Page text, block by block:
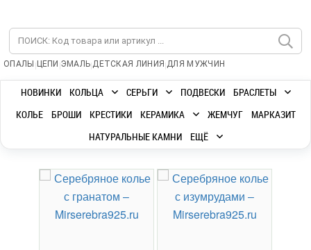
ОПАЛЫ | ЦЕПИ |ЭМАЛЬ|ДЕТСКАЯ ЛИНИЯ |ДЛЯ МУЖЧИН
НОВИНКИ КОЛЬЦА СЕРЬГИ ПОДВЕСКИ
БРАСЛЕТЫ
КОЛЬЕ
БРОШИ КРЕСТИКИ КЕРАМИКА ЖЕМЧУГ
МАРКАЗИТ
НАТУРАЛЬНЫЕ КАМНИ
ЕЩЁ